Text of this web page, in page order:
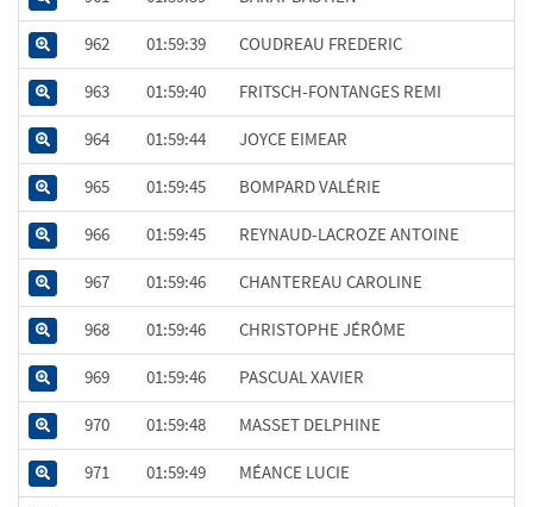
962 01:59:39 COUDREAU FREDERIC
963 01:59:40 FRITSCH-FONTANGES REMI
964 01:59:44 JOYCE EIMEAR
965 01:59:45 BOMPARD VALÉRIE
966 01:59:45 REYNAUD-LACROZE ANTOINE
967 01:59:46 CHANTEREAU CAROLINE
968 01:59:46 CHRISTOPHE JÉRÔME
969 01:59:46 PASCUAL XAVIER
970 01:59:48 MASSET DELPHINE
971 01:59:49 MÉANCE LUCIE